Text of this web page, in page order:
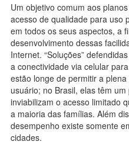
Um objetivo comum aos
acesso de qualidade para uso
em todos os seus aspectos, a
desenvolvimento dessas
Internet. “Soluções”
a conectividade via celular
estão longe de permitir a
usuário; no Brasil, elas têm
inviabilizam o acesso limitado
a maioria das famílias. Além
desempenho existe somente
cidades.